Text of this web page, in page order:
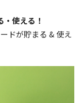
使える！
ドが貯まる & 使え